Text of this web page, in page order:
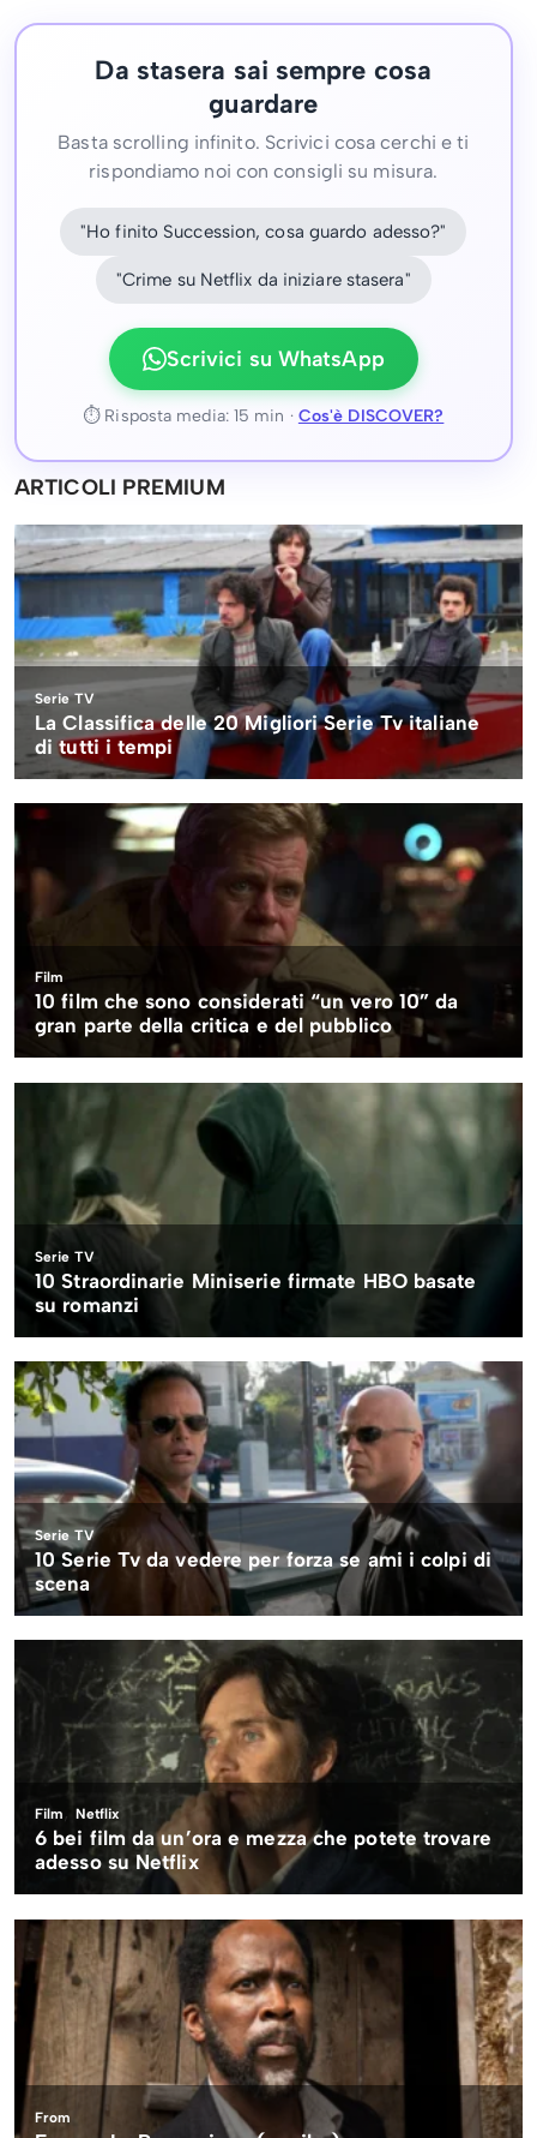
Da stasera sai sempre cosa
guardare
Basta scrolling infinito. Scrivici cosa cerchi e ti
rispondiamo noi con consigli su misura.
"Ho finito Succession, cosa guardo adesso?"
"Crime su Netflix da iniziare stasera"
Scrivici su WhatsApp
⏱ Risposta media: 15 min · Cos'è DISCOVER?
ARTICOLI PREMIUM